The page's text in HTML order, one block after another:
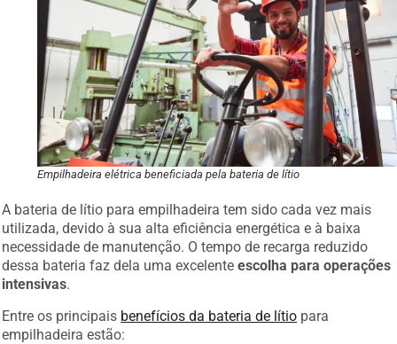
Empilhadeira elétrica beneficiada pela bateria de lítio
A bateria de lítio para empilhadeira tem sido cada vez mais
utilizada, devido à sua alta eficiência energética e à baixa
necessidade de manutenção. O tempo de recarga reduzido
dessa bateria faz dela uma excelenteescolha para operações
intensivas.
Entre os principais benefícios da bateria de lítio para
empilhadeira estão: